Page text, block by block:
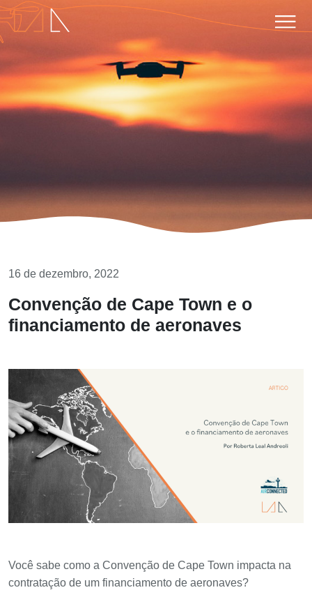
16 de dezembro, 2022
Convenção de Cape Town e o
financiamento de aeronaves
Você sabe como a Convenção de Cape Town impacta na
contratação de um financiamento de aeronaves?